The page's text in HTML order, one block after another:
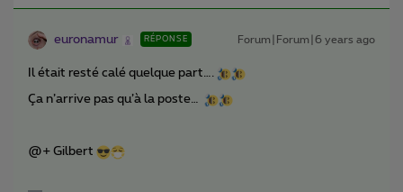
euronamur RÉPONSE Forum|Forum|6 years ago
Il était resté calé quelque part….
Ça n’arrive pas qu’à la poste…
@+ Gilbert